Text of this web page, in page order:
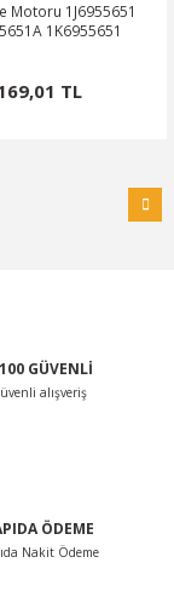
Motoru 1J6955651
1K6955651
TL
GÜVENLİ
alışveriş
ÖDEME
Nakit Ödeme